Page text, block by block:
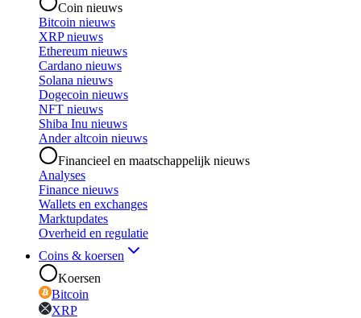
Coin nieuws
Bitcoin nieuws
XRP nieuws
Ethereum nieuws
Cardano nieuws
Solana nieuws
Dogecoin nieuws
NFT nieuws
Shiba Inu nieuws
Ander altcoin nieuws
Financieel en maatschappelijk nieuws
Analyses
Finance nieuws
Wallets en exchanges
Marktupdates
Overheid en regulatie
Coins & koersen
Koersen
Bitcoin
XRP